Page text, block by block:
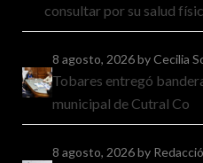
consultar por su salud
8 agosto, 2026by Cecilia
Tobares entregó
municipal de Cutral Co
8 agosto, 2026by